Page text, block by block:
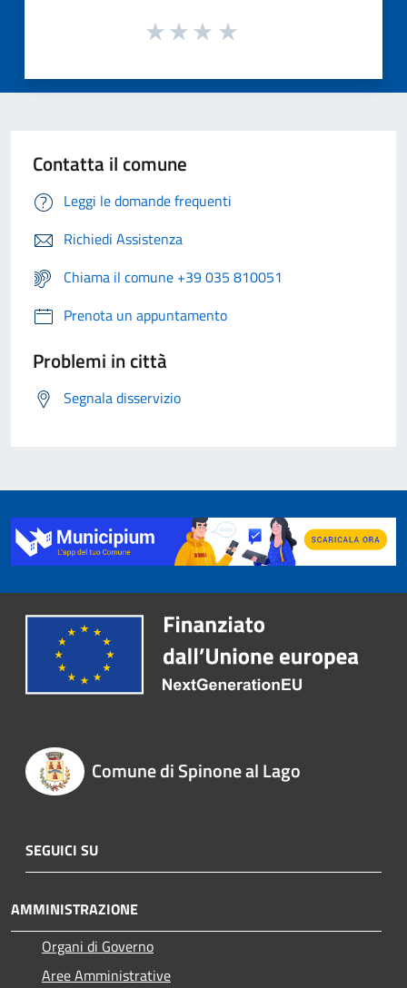
Contatta il comune
Leggi le domande frequenti
Richiedi Assistenza
Chiama il comune +39 035 810051
Prenota un appuntamento
Problemi in città
Segnala disservizio
Comune di Spinone al Lago
SEGUICI SU
AMMINISTRAZIONE
Organi di Governo
Aree Amministrative